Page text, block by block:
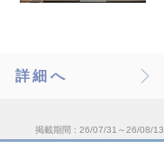
詳細へ
掲載期間 26/07/31～26/08/13